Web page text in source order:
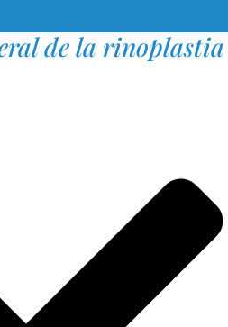
de la rinoplastia